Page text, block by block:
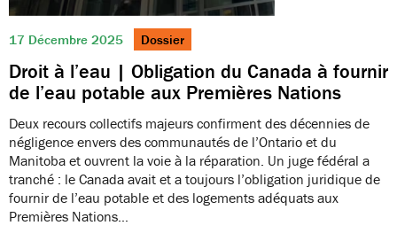
17 Décembre 2025 Dossier
Droit à l’eau | Obligation du Canada à fournir
de l’eau potable aux Premières Nations
Deux recours collectifs majeurs confirment des décennies de
négligence envers des communautés de l’Ontario et du
Manitoba et ouvrent la voie à la réparation. Un juge fédéral a
tranché : le Canada avait et a toujours l’obligation juridique de
fournir de l’eau potable et des logements adéquats aux
Premières Nations…